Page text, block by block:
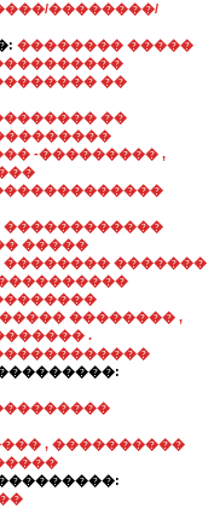
��������/
�������� �����
��
��
-��������� ,
������������
�����
�������� �������
�������� ,
.
, ����������